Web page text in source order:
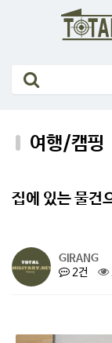
여행/캠핑
집에 있는 물건
GIRANG
2건